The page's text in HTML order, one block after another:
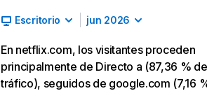
Escritorio jun 2026
En netflix.com, los visitantes proceden
principalmente de Directo a (87,36 % de
tráfico), seguidos de google.com (7,16